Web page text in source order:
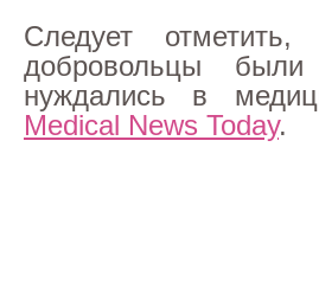
Следует
добровольцы
нуждались в
Medical News Today.